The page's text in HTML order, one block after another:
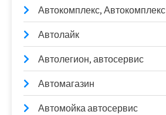
Автокомплекс, Автокомплекс
Автолайк
Автолегион, автосервис
Автомагазин
Автомойка автосервис